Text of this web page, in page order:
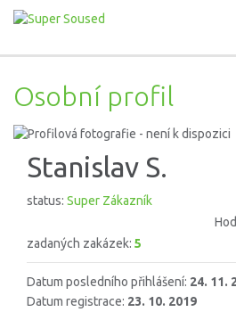
Osobní profil
Stanislav S.
status: Super Zákazník
zadaných zakázek: 5
Datum posledního přihlášení: 24. 11.
Datum registrace: 23. 10. 2019